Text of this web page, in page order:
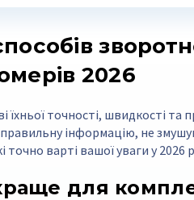
2026
їхньої точності, швидкості
інформацію, не
варті вашої уваги у 2026
для